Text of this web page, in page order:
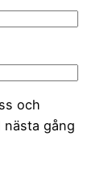
och
nästa gång